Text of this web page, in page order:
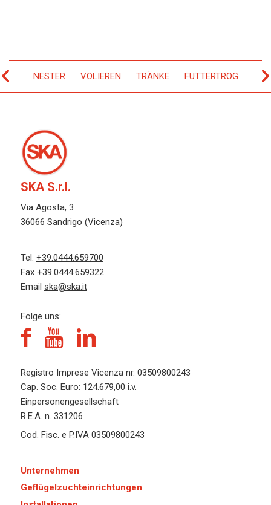
NESTER VOLIEREN TRÄNKE FUTTERTROG
SKA S.r.l.
Via Agosta, 3
36066 Sandrigo (Vicenza)
Tel. +39.0444.659700
Fax +39.0444.659322
Email ska@ska.it
Folge uns:
Registro Imprese Vicenza nr. 03509800243
Cap. Soc. Euro: 124.679,00 i.v.
Einpersonengesellschaft
R.E.A. n. 331206
Cod. Fisc. e P.IVA 03509800243
Unternehmen
Geflügelzuchteinrichtungen